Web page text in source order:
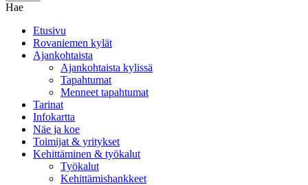
Hae
Etusivu
Rovaniemen kylät
Ajankohtaista
Ajankohtaista kylissä
Tapahtumat
Menneet tapahtumat
Tarinat
Infokartta
Näe ja koe
Toimijat & yritykset
Kehittäminen & työkalut
Työkalut
Kehittämishankkeet